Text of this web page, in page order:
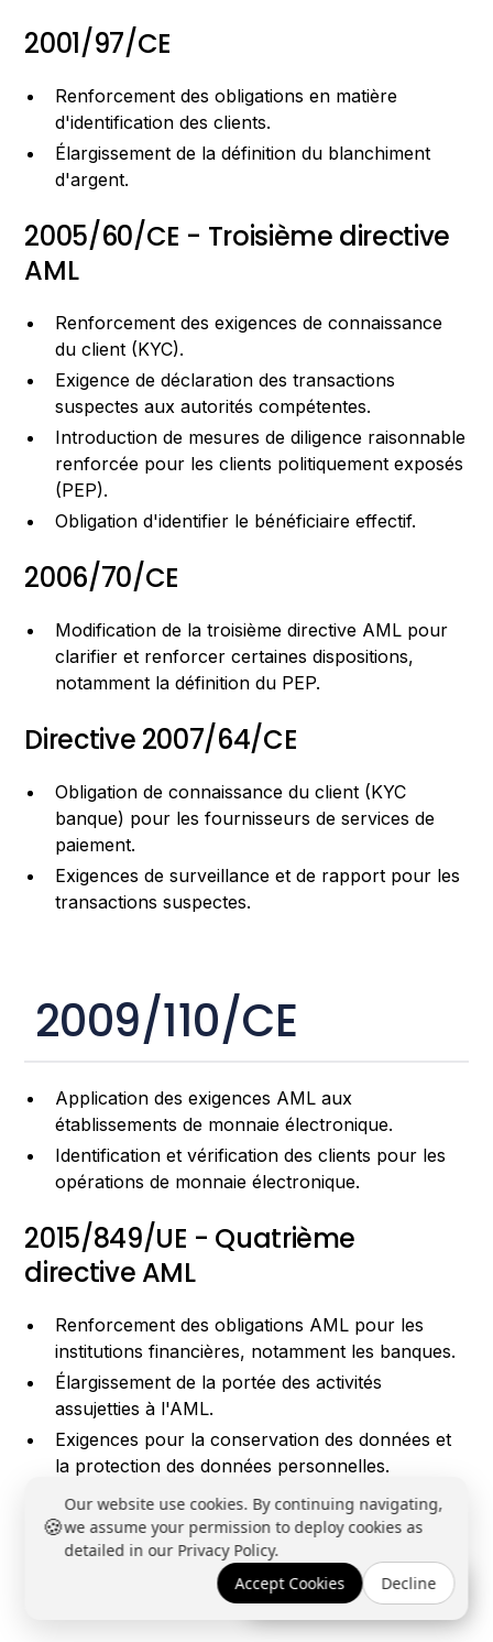
2001/97/CE
Renforcement des obligations en matière
d'identification des clients.
Élargissement de la définition du blanchiment
d'argent.
2005/60/CE - Troisième directive
AML
Renforcement des exigences de connaissance
du client (KYC).
Exigence de déclaration des transactions
suspectes aux autorités compétentes.
Introduction de mesures de diligence raisonnable
renforcée pour les clients politiquement exposés
(PEP).
Obligation d'identifier le bénéficiaire effectif.
2006/70/CE
Modification de la troisième directive AML pour
clarifier et renforcer certaines dispositions,
notamment la définition du PEP.
Directive 2007/64/CE
Obligation de connaissance du client (KYC
banque) pour les fournisseurs de services de
paiement.
Exigences de surveillance et de rapport pour les
transactions suspectes.
2009/110/CE
Application des exigences AML aux
établissements de monnaie électronique.
Identification et vérification des clients pour les
opérations de monnaie électronique.
2015/849/UE - Quatrième
directive AML
Renforcement des obligations AML pour les
institutions financières, notamment les banques.
Élargissement de la portée des activités
assujetties à l'AML.
Exigences pour la conservation des données et
la protection des données personnelles.
Mesures pour lutter contre le financement du
terrorisme et le blanchiment d'argent via les
crypto-monnaies.
Obligation de mettre en place des registres des
bénéficiaires effectifs.
🍪
Our website use cookies. By continuing navigating,
we assume your permission to deploy cookies as
detailed in our Privacy Policy.
Accept Cookies
Decline
Réserver une démo →